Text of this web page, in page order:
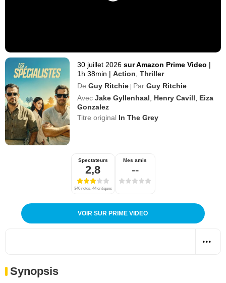
30 juillet 2026 sur Amazon Prime Video |
1h 38min | Action ,Thriller
De Guy Ritchie | Par Guy Ritchie
Avec Jake Gyllenhaal Henry Cavill
Eiza
Gonzalez
Titre original In The Grey
Spectateurs
2,8
340 notes, 44 critiques
Mes amis
--
VOIR SUR PRIME VIDEO
Synopsis